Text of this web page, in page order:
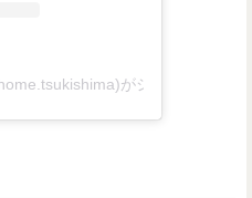
がシェアした投稿